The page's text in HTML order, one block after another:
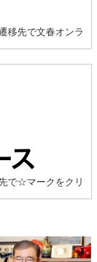
遷移先で文春オンラ
先で☆マークをクリ